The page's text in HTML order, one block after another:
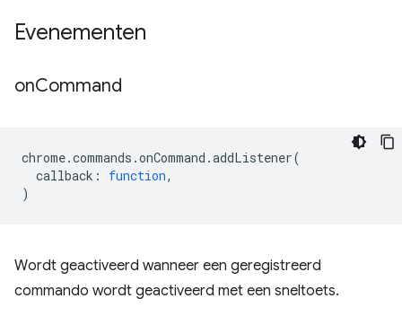
Evenementen
onCommand
chrome.commands .onCommand .addListener(
callback : function,
)
Wordt geactiveerd wanneer een geregistreerd
commando wordt geactiveerd met een sneltoets.